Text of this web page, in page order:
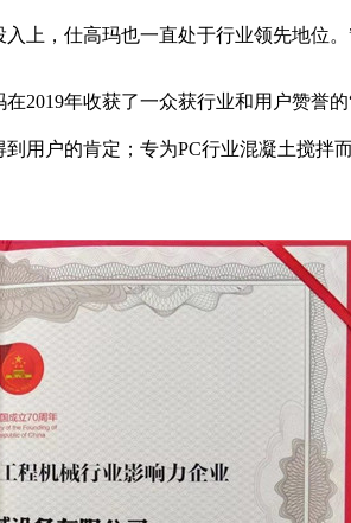
上，仕高玛也一直处于行业领先地位。
年收获了一众获行业和用户赞誉
用户的肯定；专为PC行业混凝土搅